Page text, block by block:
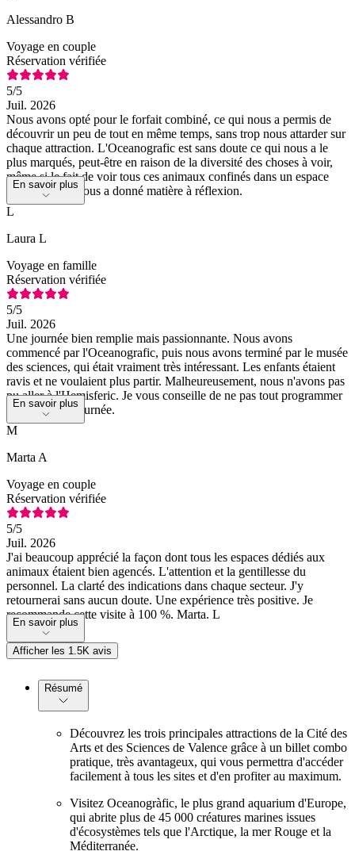
Alessandro B
Voyage en couple
Réservation vérifiée
5/5
Juil. 2026
Nous avons opté pour le forfait combiné, ce qui nous a permis de
découvrir un peu de tout en même temps, sans trop nous attarder sur
chaque attraction. L'Oceanografic est sans doute ce qui nous a le
plus marqués, peut-être en raison de la diversité des choses à voir,
même si le fait de voir tous ces animaux confinés dans un espace
aussi restreint nous a donné matière à réflexion.
En savoir plus
L
Laura L
Voyage en famille
Réservation vérifiée
5/5
Juil. 2026
Une journée bien remplie mais passionnante. Nous avons
commencé par l'Oceanografic, puis nous avons terminé par le musée
des sciences, qui était vraiment très intéressant. Les enfants étaient
ravis et ne voulaient plus partir. Malheureusement, nous n'avons pas
pu aller à l'Hemisferic. Je vous conseille de ne pas tout programmer
sur une seule journée.
En savoir plus
M
Marta A
Voyage en couple
Réservation vérifiée
5/5
Juil. 2026
J'ai beaucoup apprécié la façon dont tous les espaces dédiés aux
animaux étaient bien agencés. L'attention et la gentillesse du
personnel. La clarté des indications dans chaque secteur. J'y
retournerai sans aucun doute. Une expérience très positive. Je
recommande cette visite à 100 %. Marta. L
En savoir plus
Afficher les 1.5K avis
Résumé
Découvrez les trois principales attractions de la Cité des
Arts et des Sciences de Valence grâce à un billet combo
pratique, très avantageux, qui vous permettra d'accéder
facilement à tous les sites et d'en profiter au maximum.
Visitez Oceanogràfic, le plus grand aquarium d'Europe,
qui abrite plus de 45 000 créatures marines issues
d'écosystèmes tels que l'Arctique, la mer Rouge et la
Méditerranée.